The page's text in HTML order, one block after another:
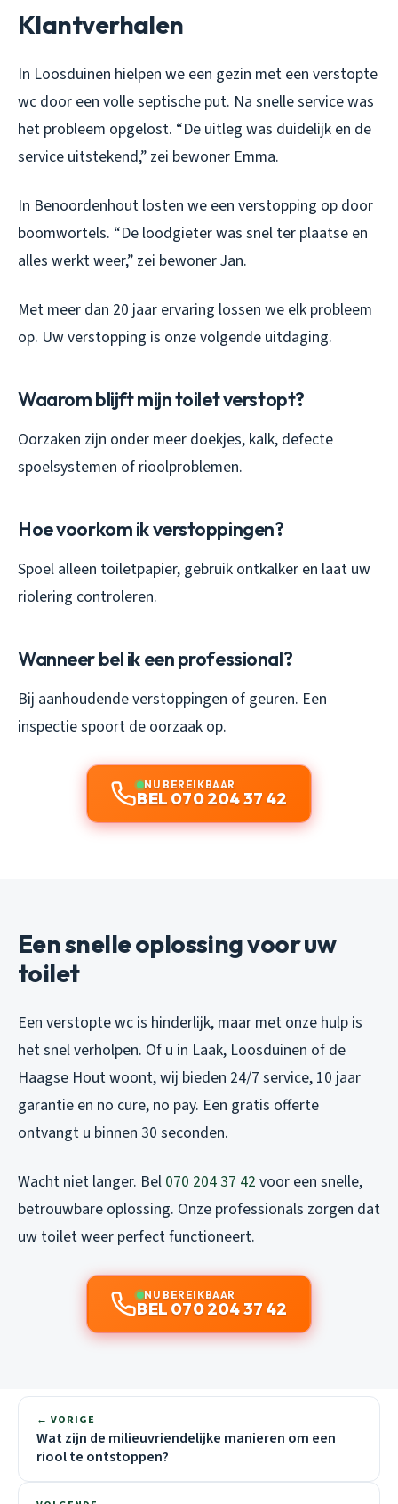
Klantverhalen
In Loosduinen hielpen we een gezin met een verstopte
wc door een volle septische put. Na snelle service was
het probleem opgelost. “De uitleg was duidelijk en de
service uitstekend,” zei bewoner Emma.
In Benoordenhout losten we een verstopping op door
boomwortels. “De loodgieter was snel ter plaatse en
alles werkt weer,” zei bewoner Jan.
Met meer dan 20 jaar ervaring lossen we elk probleem
op. Uw verstopping is onze volgende uitdaging.
Waarom blijft mijn toilet verstopt?
Oorzaken zijn onder meer doekjes, kalk, defecte
spoelsystemen of rioolproblemen.
Hoe voorkom ik verstoppingen?
Spoel alleen toiletpapier, gebruik ontkalker en laat uw
riolering controleren.
Wanneer bel ik een professional?
Bij aanhoudende verstoppingen of geuren. Een
inspectie spoort de oorzaak op.
NU BEREIKBAAR
BEL 070 204 37 42
Een snelle oplossing voor uw
toilet
Een verstopte wc is hinderlijk, maar met onze hulp is
het snel verholpen. Of u in Laak, Loosduinen of de
Haagse Hout woont, wij bieden 24/7 service, 10 jaar
garantie en no cure, no pay. Een gratis offerte
ontvangt u binnen 30 seconden.
Wacht niet langer. Bel 070 204 37 42 voor een snelle,
betrouwbare oplossing. Onze professionals zorgen dat
uw toilet weer perfect functioneert.
NU BEREIKBAAR
BEL 070 204 37 42
← VORIGE
Wat zijn de milieuvriendelijke manieren om een
riool te ontstoppen?